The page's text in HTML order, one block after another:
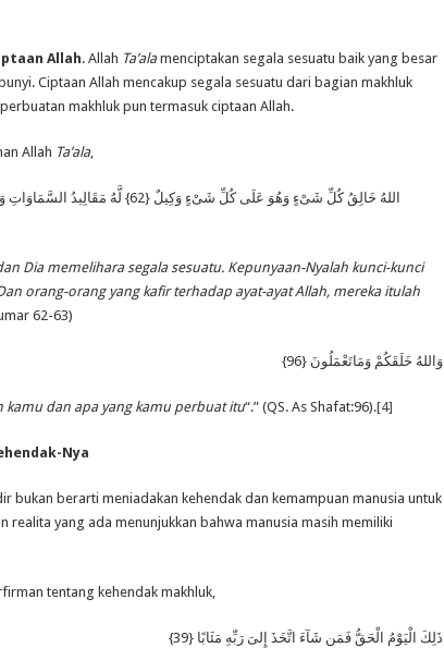
Allah. Allah Ta’alamenciptakan segala sesuatu baik yang besar
Ciptaan Allah mencakup segala sesuatu dari bagian makhluk
makhluk pun termasuk ciptaan Allah.
Allah Ta’ala,
اللهُ خَالِقُ كُلِّ شَىْءٍ وَهُوَ عَلَى كُلِّ شَىْءٍ
Dia memelihara segala sesuatu. Kepunyaan-Nyalah kunci-kunci
orang-orang yang kafir terhadap ayat-ayat Allah, mereka itulah
62-63)
وَاللهُ خَلَقَكُمْ وَمَاتَعْمَلُونَ {96}
kamu dan apa yang kamu perbuat itu“.” (QS. As Shafat:96).[4]
Nya
bukan berarti meniadakan kehendak dan kemampuan manusia untuk
realita yang ada menunjukkan bahwa manusia masih memiliki
tentang kehendak makhluk,
ذَلِكَ الْيَوْمُ الْحَقُّ فَمَن شَآءَ اتَّخَذَ إِلىَ رَبِّهِ مَئَابًا {39}